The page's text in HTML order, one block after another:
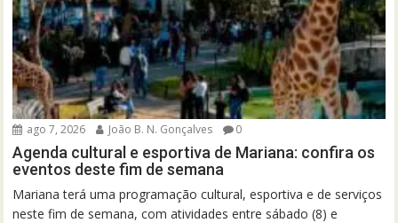
ago 7, 2026 João B. N. Gonçalves 0
Agenda cultural e esportiva de Mariana: confira os
eventos deste fim de semana
Mariana terá uma programação cultural, esportiva e de serviços
neste fim de semana, com atividades entre sábado (8) e